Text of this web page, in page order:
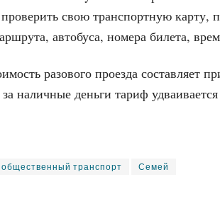
свою транспортную карту,
автобуса, номера билета,
разового проезда составляет
наличные деньги тариф удваивается
общественный транспорт Семей